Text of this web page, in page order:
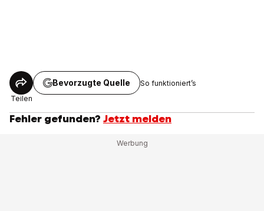
Teilen
Bevorzugte Quelle So funktioniert’s
Fehler gefunden? Jetzt melden